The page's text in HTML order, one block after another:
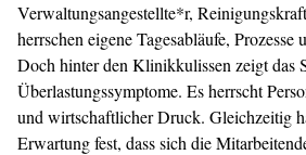
Verwaltungsangestellte*r,
herrschen eigene Tagesabläufe, Prozesse
Doch hinter den Klinikkulissen zeigt das
Überlastungssymptome. Es herrscht
und wirtschaft­licher Druck. Gleichzeitig
Erwartung fest, dass sich die